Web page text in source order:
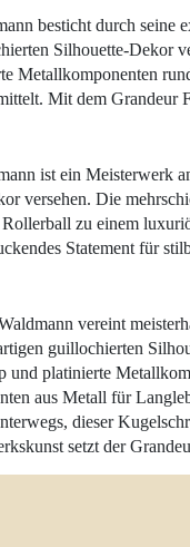
besticht durch
Silhouette-Dekor
Metallkomponenten
Mit dem Grandeur
ist ein Meisterwerk
versehen. Die
zu einem
Statement für
vereint
guillochierten
und platinierte
aus Metall für
dieser
setzt der